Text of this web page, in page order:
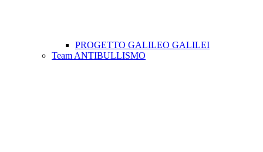
PROGETTO GALILEO GALILEI
Team ANTIBULLISMO